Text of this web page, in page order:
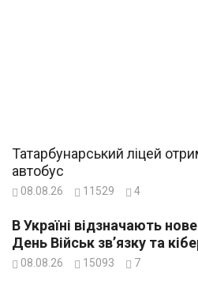
Татарбунарський ліцей
автобус
08.08.26 11529 4
В Україні відзначають
День Військ зв’язку та
08.08.26 15093 7